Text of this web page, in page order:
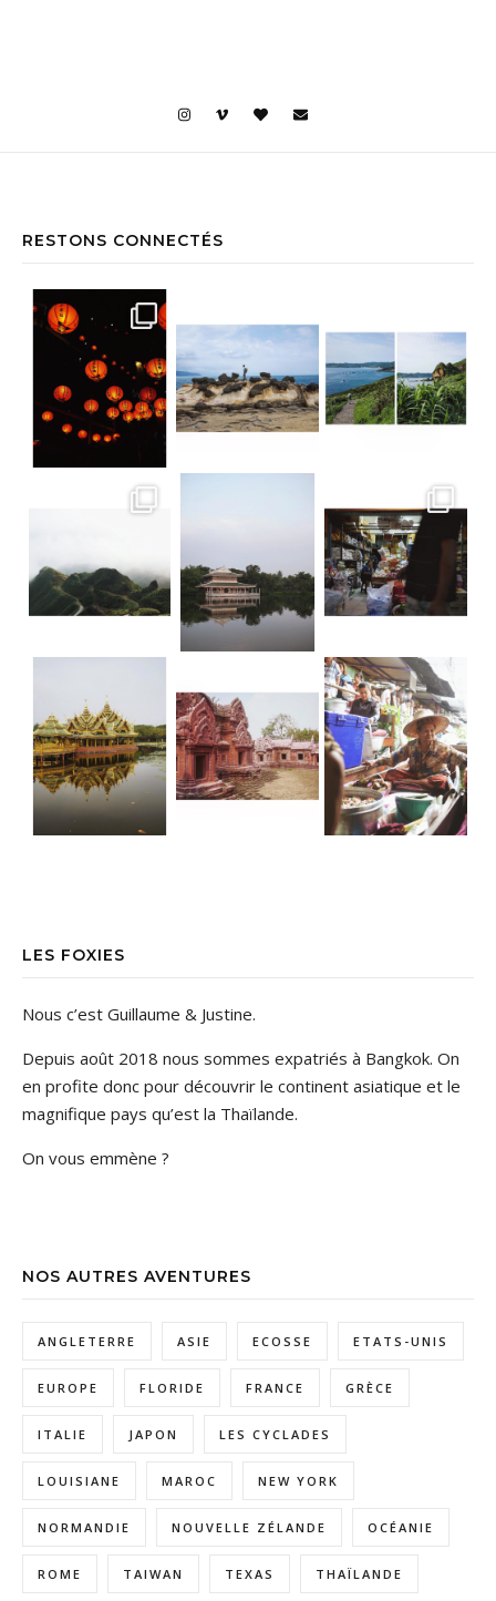
RESTONS CONNECTÉS
LES FOXIES
Nous c’est Guillaume & Justine.
Depuis août 2018 nous sommes expatriés à Bangkok. On
en profite donc pour découvrir le continent asiatique et le
magnifique pays qu’est la Thaïlande.
On vous emmène ?
NOS AUTRES AVENTURES
ANGLETERRE ASIE ECOSSE ETATS-UNIS
EUROPE FLORIDE FRANCE GRÈCE
ITALIE JAPON LES CYCLADES
LOUISIANE MAROC NEW YORK
NORMANDIE NOUVELLE ZÉLANDE OCÉANIE
ROME TAIWAN TEXAS THAÏLANDE